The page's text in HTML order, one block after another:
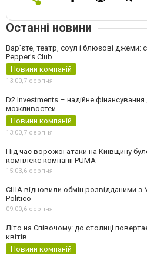
Останні новини
Вар’єте, театр, соул і блюзові джеми:
Pepper's Club
Новини компаній
13:00,7 серпня
D2 Investments – надійне
можливостей
Новини компаній
13:00,7 серпня
Під час ворожої атаки на Київщину
комплекс компанії PUMA
15:03,6 серпня
США відновили обмін розвідданими з
Politico
09:00,6 серпня
Літо на Співочому: до столиці
квітів
Новини компаній